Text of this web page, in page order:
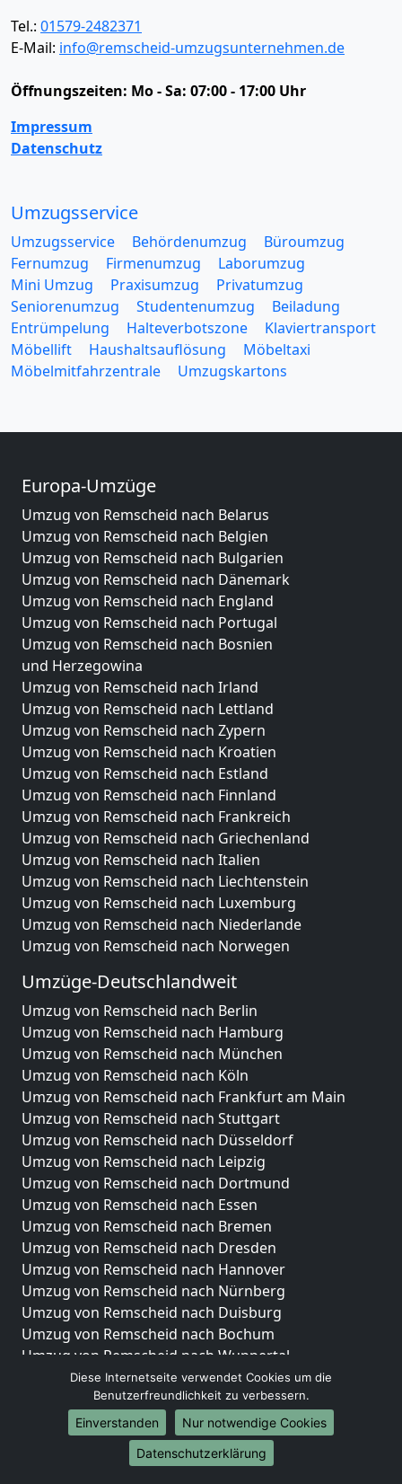
Tel.: 01579-2482371
E-Mail: info@remscheid-umzugsunternehmen.de
Öffnungszeiten: Mo - Sa: 07:00 - 17:00 Uhr
Impressum
Datenschutz
Umzugsservice
Umzugsservice Behördenumzug
Büroumzug
Fernumzug
Firmenumzug
Laborumzug
Mini Umzug
Praxisumzug
Privatumzug
Seniorenumzug
Studentenumzug
Beiladung
Entrümpelung
Halteverbotszone
Klaviertransport
Möbellift
Haushaltsauflösung
Möbeltaxi
Möbelmitfahrzentrale
Umzugskartons
Europa-Umzüge
Umzug von Remscheid nach Belarus
Umzug von Remscheid nach Belgien
Umzug von Remscheid nach Bulgarien
Umzug von Remscheid nach Dänemark
Umzug von Remscheid nach England
Umzug von Remscheid nach Portugal
Umzug von Remscheid nach Bosnien
und Herzegowina
Umzug von Remscheid nach Irland
Umzug von Remscheid nach Lettland
Umzug von Remscheid nach Zypern
Umzug von Remscheid nach Kroatien
Umzug von Remscheid nach Estland
Umzug von Remscheid nach Finnland
Umzug von Remscheid nach Frankreich
Umzug von Remscheid nach Griechenland
Umzug von Remscheid nach Italien
Umzug von Remscheid nach Liechtenstein
Umzug von Remscheid nach Luxemburg
Umzug von Remscheid nach Niederlande
Umzug von Remscheid nach Norwegen
Umzüge-Deutschlandweit
Umzug von Remscheid nach Berlin
Umzug von Remscheid nach Hamburg
Umzug von Remscheid nach München
Umzug von Remscheid nach Köln
Umzug von Remscheid nach Frankfurt am Main
Umzug von Remscheid nach Stuttgart
Umzug von Remscheid nach Düsseldorf
Umzug von Remscheid nach Leipzig
Umzug von Remscheid nach Dortmund
Umzug von Remscheid nach Essen
Umzug von Remscheid nach Bremen
Umzug von Remscheid nach Dresden
Umzug von Remscheid nach Hannover
Umzug von Remscheid nach Nürnberg
Umzug von Remscheid nach Duisburg
Umzug von Remscheid nach Bochum
Umzug von Remscheid nach Wuppertal
Umzug von Remscheid nach Bielefeld
Umzug von Remscheid nach Bonn
Umzug von Remscheid nach Münster
Internationale-Umzüge
Diese Internetseite verwendet Cookies um die
Benutzerfreundlichkeit zu verbessern.
Einverstanden
Nur notwendige Cookies
Datenschutzerklärung